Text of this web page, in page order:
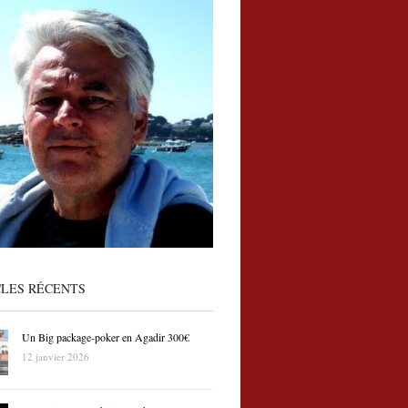
RÉCENTS
Un Big package-poker en Agadir 300€
12 janvier 2026